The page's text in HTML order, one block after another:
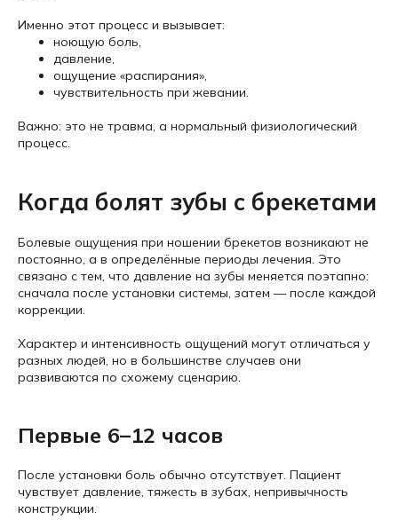
Именно этот процесс и вызывает:
ноющую боль,
давление,
ощущение «распирания»,
чувствительность при жевании.
Важно: это не травма, а нормальный физиологический
процесс.
Когда болят зубы с брекетами
Болевые ощущения при ношении брекетов возникают не
постоянно, а в определённые периоды лечения. Это
связано с тем, что давление на зубы меняется поэтапно:
сначала после установки системы, затем — после каждой
коррекции.
Характер и интенсивность ощущений могут отличаться у
разных людей, но в большинстве случаев они
развиваются по схожему сценарию.
Первые 6–12 часов
После установки боль обычно отсутствует. Пациент
чувствует давление, тяжесть в зубах, непривычность
конструкции.